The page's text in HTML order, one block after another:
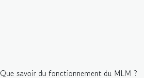
Que savoir du fonctionnement du MLM ?